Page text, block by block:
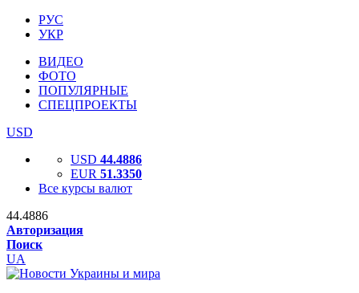
РУС
УКР
ВИДЕО
ФОТО
ПОПУЛЯРНЫЕ
СПЕЦПРОЕКТЫ
USD
USD 44.4886
EUR 51.3350
Все курсы валют
44.4886
Авторизация
Поиск
UA